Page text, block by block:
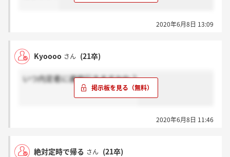
2020年6月8日 13:09
Kyoooo さん (21卒)
いつ内定者に連絡行きますかね？
2020年6月8日 11:46
絶対定時で帰る さん (21卒)